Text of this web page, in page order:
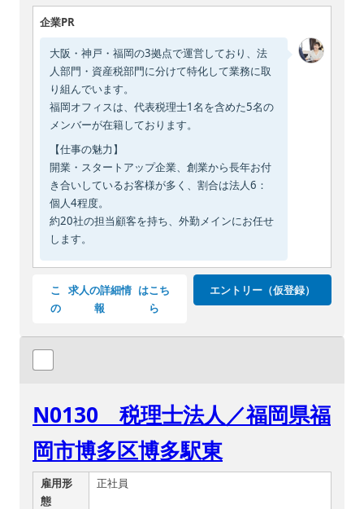
企業PR
大阪・神戸・福岡の3拠点で運営しており、法
人部門・資産税部門に分けて特化して業務に取
り組んでいます。
福岡オフィスは、代表税理士1名を含めた5名の
メンバーが在籍しております。
【仕事の魅力】
開業・スタートアップ企業、創業から長年お付
き合いしているお客様が多く、割合は法人6：
個人4程度。
約20社の担当顧客を持ち、外勤メインにお任せ
します。
こ
の
求人の詳細情
報
はこち
ら
エントリー（仮登録）
N0130 税理士法人／福岡県福
岡市博多区博多駅東
雇用形
態
正社員